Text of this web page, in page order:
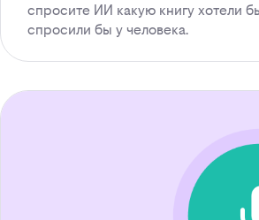
спросите ИИ какую книгу хотели
спросили бы у человека.